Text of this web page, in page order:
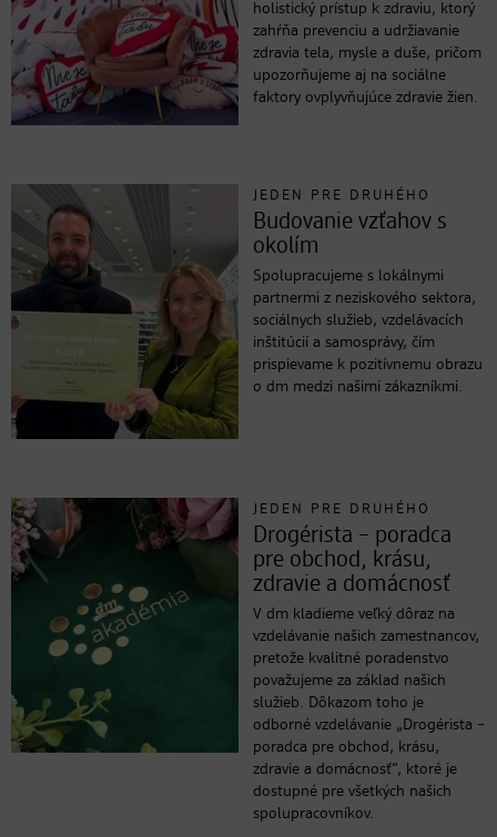
holistický prístup k zdraviu, ktorý
zahŕňa prevenciu a udržiavanie
zdravia tela, mysle a duše, pričom
upozorňujeme aj na sociálne
faktory ovplyvňujúce zdravie žien.
JEDEN PRE DRUHÉHO
Budovanie vzťahov s
okolím
Spolupracujeme s lokálnymi
partnermi z neziskového sektora,
sociálnych služieb, vzdelávacích
inštitúcií a samosprávy, čím
prispievame k pozitívnemu obrazu
o dm medzi našimi zákazníkmi.
JEDEN PRE DRUHÉHO
Drogérista – poradca
pre obchod, krásu,
zdravie a domácnosť
V dm kladieme veľký dôraz na
vzdelávanie našich zamestnancov,
pretože kvalitné poradenstvo
považujeme za základ našich
služieb. Dôkazom toho je
odborné vzdelávanie „Drogérista –
poradca pre obchod, krásu,
zdravie a domácnosť“, ktoré je
dostupné pre všetkých našich
spolupracovníkov.